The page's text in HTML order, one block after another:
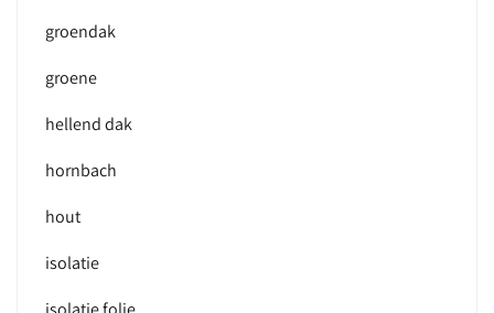
groendak
groene
hellend dak
hornbach
hout
isolatie